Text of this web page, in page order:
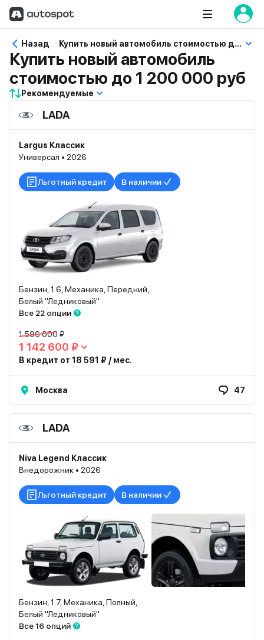
Назад Купить новый автомобиль стоимостью до 1 200 000 руб
Купить новый автомобиль
стоимостью до 1 200 000 руб
Рекомендуемые
LADA
Largus Классик
Универсал • 2026
Льготный кредит В наличии
Бензин, 1.6, Механика, Передний,
Белый "Ледниковый"
Все 22 опции
1 596 000 ₽
1 142 600 ₽
В кредит от 18 591 ₽ / мес.
Москва 47
LADA
Niva Legend Классик
Внедорожник • 2026
Льготный кредит В наличии
Бензин, 1.7, Механика, Полный,
Белый "Ледниковый"
Все 16 опций